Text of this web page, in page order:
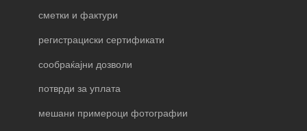
сметки и фактури
регистрациски сертификати
сообраќајни дозволи
потврди за уплата
мешани примероци фотографии